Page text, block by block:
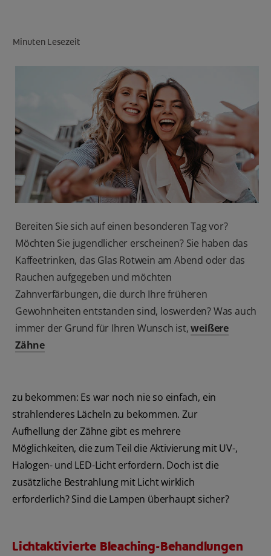
Minuten Lesezeit
Bereiten Sie sich auf einen besonderen Tag vor?
Möchten Sie jugendlicher erscheinen? Sie haben das
Kaffeetrinken, das Glas Rotwein am Abend oder das
Rauchen aufgegeben und möchten
Zahnverfärbungen, die durch Ihre früheren
Gewohnheiten entstanden sind, loswerden? Was auch
immer der Grund für Ihren Wunsch ist,weißere
Zähne
zu bekommen: Es war noch nie so einfach, ein
strahlenderes Lächeln zu bekommen. Zur
Aufhellung der Zähne gibt es mehrere
Möglichkeiten, die zum Teil die Aktivierung mit UV-,
Halogen- und LED-Licht erfordern. Doch ist die
zusätzliche Bestrahlung mit Licht wirklich
erforderlich? Sind die Lampen überhaupt sicher?
Lichtaktivierte Bleaching-Behandlungen